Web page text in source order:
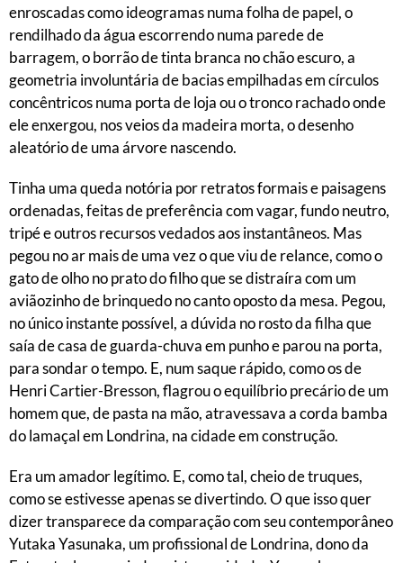
enroscadas como ideogramas numa folha de papel, o
rendilhado da água escorrendo numa parede de
barragem, o borrão de tinta branca no chão escuro, a
geometria involuntária de bacias empilhadas em círculos
concêntricos numa porta de loja ou o tronco rachado onde
ele enxergou, nos veios da madeira morta, o desenho
aleatório de uma árvore nascendo.
Tinha uma queda notória por retratos formais e paisagens
ordenadas, feitas de preferência com vagar, fundo neutro,
tripé e outros recursos vedados aos instantâneos. Mas
pegou no ar mais de uma vez o que viu de relance, como o
gato de olho no prato do filho que se distraíra com um
aviãozinho de brinquedo no canto oposto da mesa. Pegou,
no único instante possível, a dúvida no rosto da filha que
saía de casa de guarda-chuva em punho e parou na porta,
para sondar o tempo. E, num saque rápido, como os de
Henri Cartier-Bresson, flagrou o equilíbrio precário de um
homem que, de pasta na mão, atravessava a corda bamba
do lamaçal em Londrina, na cidade em construção.
Era um amador legítimo. E, como tal, cheio de truques,
como se estivesse apenas se divertindo. O que isso quer
dizer transparece da comparação com seu contemporâneo
Yutaka Yasunaka, um profissional de Londrina, dono da